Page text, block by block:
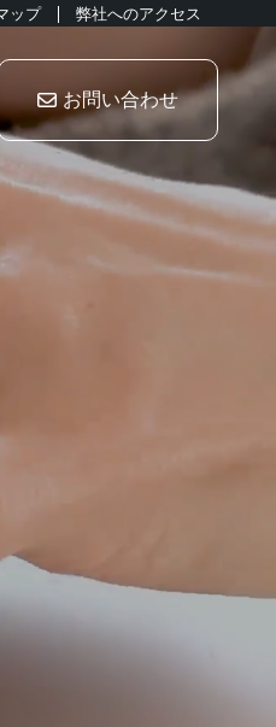
ップ 弊社へのアクセス
お問い合わせ